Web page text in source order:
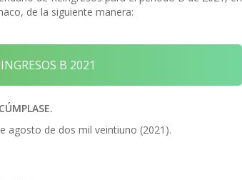
de la siguiente manera:
B 2021
agosto de dos mil veintiuno (2021).